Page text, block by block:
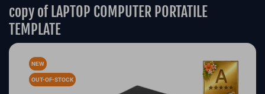
copy of LAPTOP COMPUTER PORTATILE
TEMPLATE
NEW
OUT-OF-STOCK